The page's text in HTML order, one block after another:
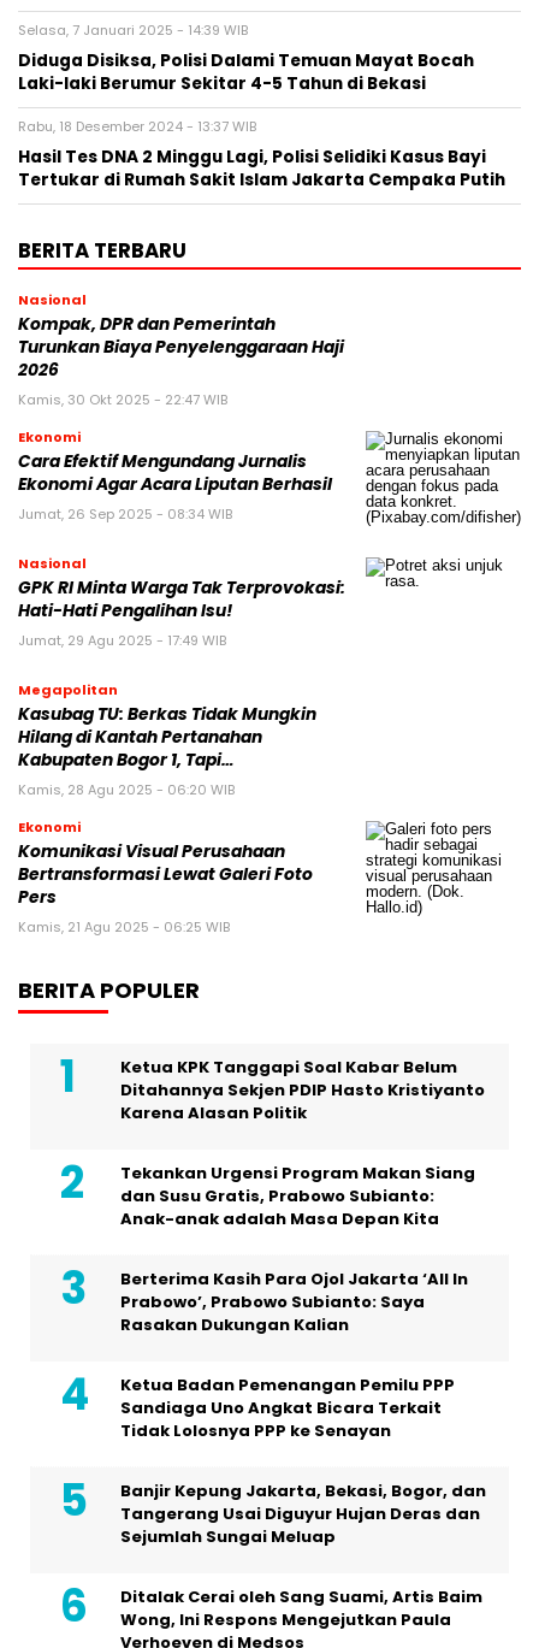
Selasa, 7 Januari 2025 - 14:39 WIB
Diduga Disiksa, Polisi Dalami Temuan Mayat Bocah
Laki-laki Berumur Sekitar 4-5 Tahun di Bekasi
Rabu, 18 Desember 2024 - 13:37 WIB
Hasil Tes DNA 2 Minggu Lagi, Polisi Selidiki Kasus Bayi
Tertukar di Rumah Sakit Islam Jakarta Cempaka Putih
BERITA TERBARU
Nasional
Kompak, DPR dan Pemerintah
Turunkan Biaya Penyelenggaraan Haji
2026
Kamis, 30 Okt 2025 - 22:47 WIB
Ekonomi
Cara Efektif Mengundang Jurnalis
Ekonomi Agar Acara Liputan Berhasil
Jumat, 26 Sep 2025 - 08:34 WIB
Nasional
GPK RI Minta Warga Tak Terprovokasi:
Hati-Hati Pengalihan Isu!
Jumat, 29 Agu 2025 - 17:49 WIB
Megapolitan
Kasubag TU: Berkas Tidak Mungkin
Hilang di Kantah Pertanahan
Kabupaten Bogor 1, Tapi…
Kamis, 28 Agu 2025 - 06:20 WIB
Ekonomi
Komunikasi Visual Perusahaan
Bertransformasi Lewat Galeri Foto
Pers
Kamis, 21 Agu 2025 - 06:25 WIB
BERITA POPULER
Ketua KPK Tanggapi Soal Kabar Belum
Ditahannya Sekjen PDIP Hasto Kristiyanto
Karena Alasan Politik
Tekankan Urgensi Program Makan Siang
dan Susu Gratis, Prabowo Subianto:
Anak-anak adalah Masa Depan Kita
Berterima Kasih Para Ojol Jakarta ‘All In
Prabowo’, Prabowo Subianto: Saya
Rasakan Dukungan Kalian
Ketua Badan Pemenangan Pemilu PPP
Sandiaga Uno Angkat Bicara Terkait
Tidak Lolosnya PPP ke Senayan
Banjir Kepung Jakarta, Bekasi, Bogor, dan
Tangerang Usai Diguyur Hujan Deras dan
Sejumlah Sungai Meluap
Ditalak Cerai oleh Sang Suami, Artis Baim
Wong, Ini Respons Mengejutkan Paula
Verhoeven di Medsos